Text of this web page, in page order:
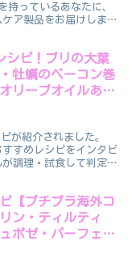
持っているあなたに、
ア製品をお届けしま
シピ！ブリの大葉
牡蠣のベーコン巻
リーブオイルあえ
が紹介されました。
すめレシピをインタビ
調理・試食して判定し
【プチプラ海外コ
ン・ティルティ
ポゼ・パーフェク